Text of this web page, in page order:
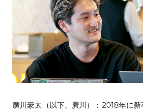
廣川豪太（以下、廣川）：2018年に